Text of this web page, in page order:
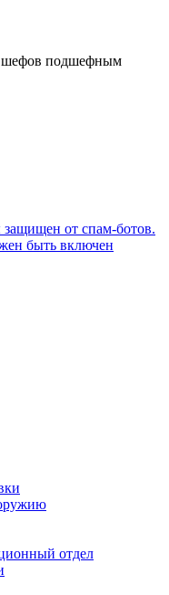
шефов подшефным
от спам-ботов.
быть включен
отдел